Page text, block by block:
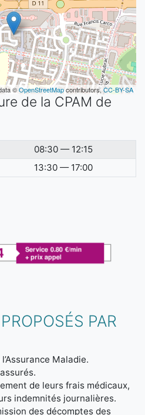
©OpenStreetMapcontributors,CC-BY-SA
de la CPAM de
08:30 — 12:15
13:30 — 17:00
PAR
Maladie.
de leurs frais médicaux,
indemnités journalières.
des décomptes des